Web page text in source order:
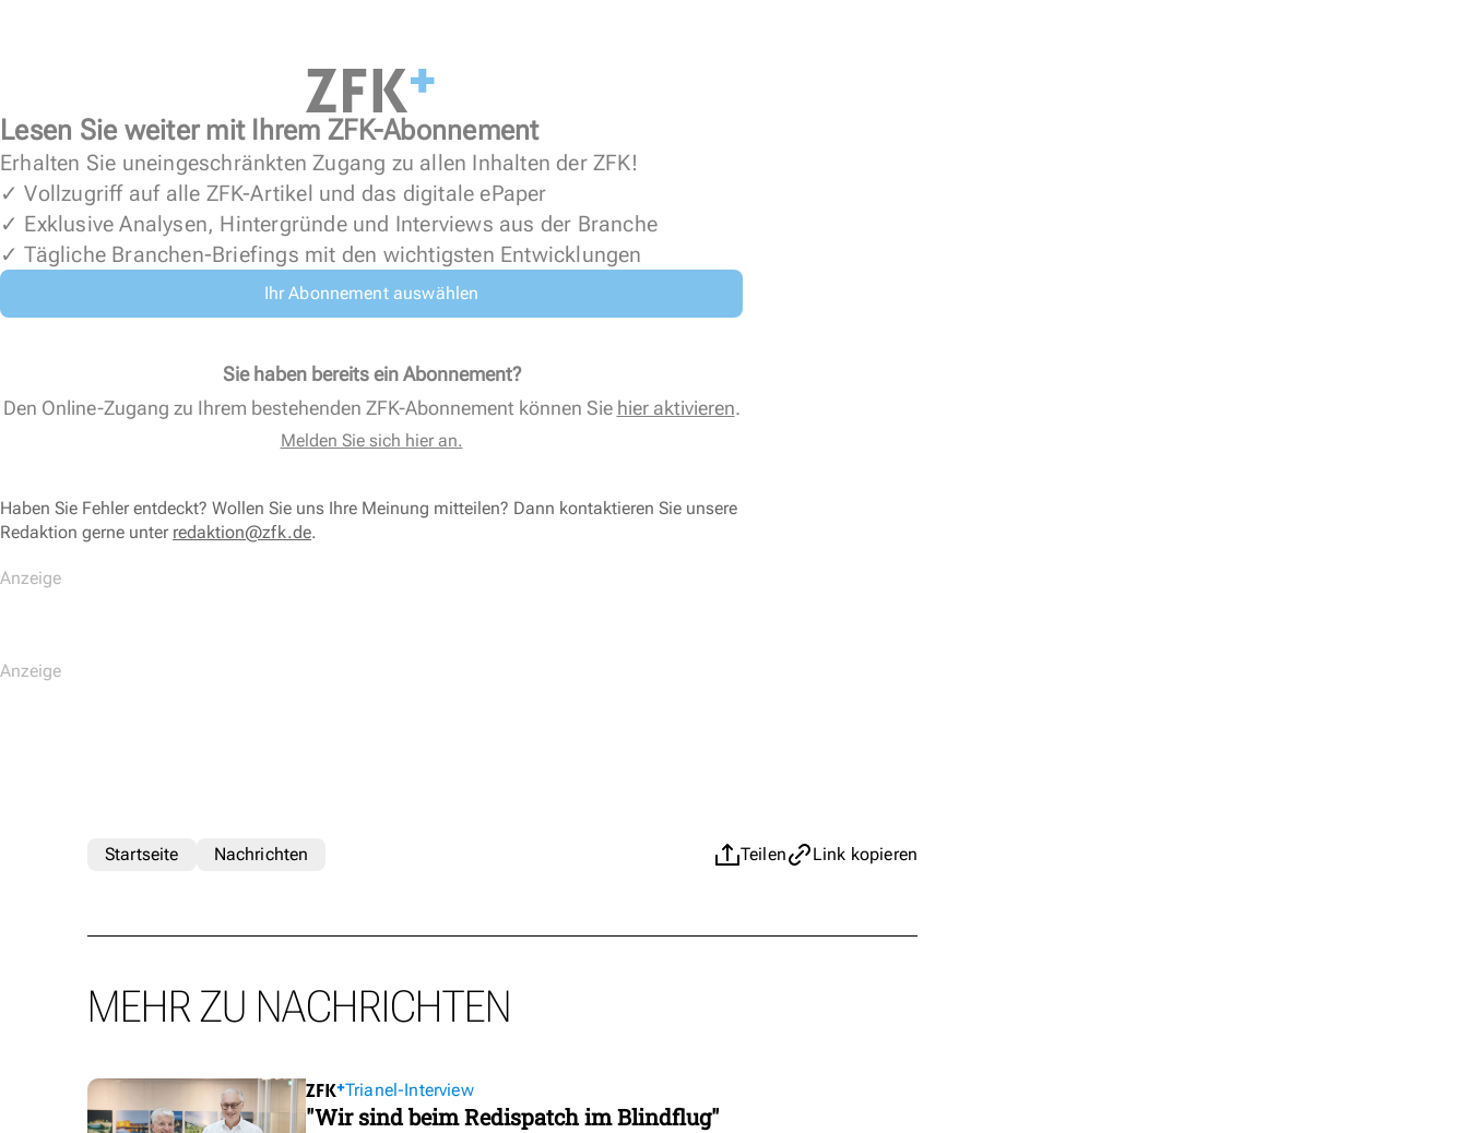
Lesen Sie weiter mit Ihrem ZFK-Abonnement
Erhalten Sie uneingeschränkten Zugang zu allen Inhalten der ZFK!
✓ Vollzugriff auf alle ZFK-Artikel und das digitale ePaper
✓ Exklusive Analysen, Hintergründe und Interviews aus der Branche
✓ Tägliche Branchen-Briefings mit den wichtigsten Entwicklungen
Ihr Abonnement auswählen
Sie haben bereits ein Abonnement?
Den Online-Zugang zu Ihrem bestehenden ZFK-Abonnement können Sie hier aktivieren.
Melden Sie sich hier an.
Haben Sie Fehler entdeckt? Wollen Sie uns Ihre Meinung mitteilen? Dann kontaktieren Sie unsere
Redaktion gerne unter redaktion@zfk.de.
Teilen Link kopieren
Startseite Nachrichten
MEHR ZU NACHRICHTEN
Trianel-Interview
"Wir sind beim Redispatch im Blindflug"